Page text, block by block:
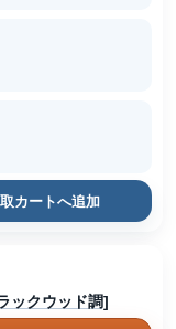
カートへ追加
ックウッド調]